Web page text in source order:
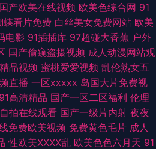
女中文字幕 亚洲一区日韩欧美 www夜夜 后
频 伊人色色网 国产无毛 欧美被艹 日韩无码
91网址导航 99免费在线视频 成人免费电影
院 人人爱91 四虎色综合 亚洲丝袜天堂在线
男天堂 成人免费毛 福利专区欧美精品 狠狠
国产欧美在线视频 欧美色综合网 91
蝶看片免费 白丝美女免费网站 欧美
电影 91插插库 97超碰大香蕉 户外
国产偷窥盗摄视频 成人动漫网站观
品视频 蜜桃爱爱视频 乱伦熟女五
直播 一区xxxxx 岛国大片免费视
高清精品 国产一区二区福利 伦理
拍在线观看 国产一级片内射 夜夜
免费欧美视频 免费黄色毛片 成人
性欧美ⅩⅩⅩⅩ乱 欧美色色六月天 91